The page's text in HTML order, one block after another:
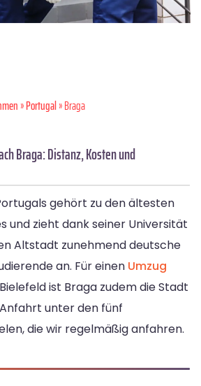
»Portugal» Braga
Braga: Distanz, Kosten und
gehört zu den ältesten
und zieht dank seiner Universität
Altstadt zunehmend deutsche
an. Für einen Umzug
ist Braga zudem die Stadt
unter den fünf
die wir regelmäßig anfahren.